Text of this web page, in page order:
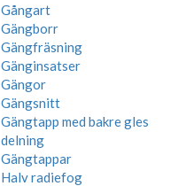
Gångart
Gängborr
Gängfräsning
Gänginsatser
Gängor
Gängsnitt
Gängtapp med bakre gles
delning
Gängtappar
Halv radiefog